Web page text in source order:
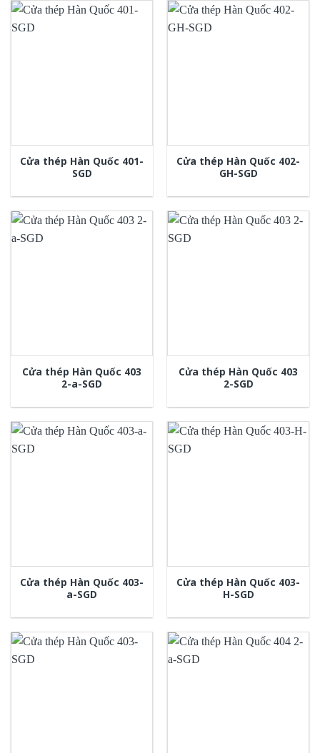
Cửa thép Hàn Quốc 401-
SGD
Cửa thép Hàn Quốc 402-
GH-SGD
Cửa thép Hàn Quốc 403
2-a-SGD
Cửa thép Hàn Quốc 403
2-SGD
Cửa thép Hàn Quốc 403-
a-SGD
Cửa thép Hàn Quốc 403-
H-SGD